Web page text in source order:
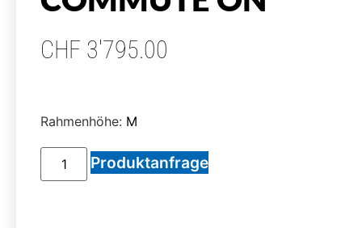
CHF 3'795.00
Rahmenhöhe: M
Produktanfrage